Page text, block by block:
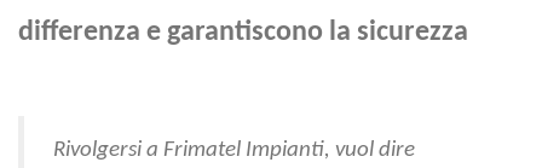
differenza e garantiscono la sicurezza
Rivolgersi a Frimatel Impianti, vuol dire